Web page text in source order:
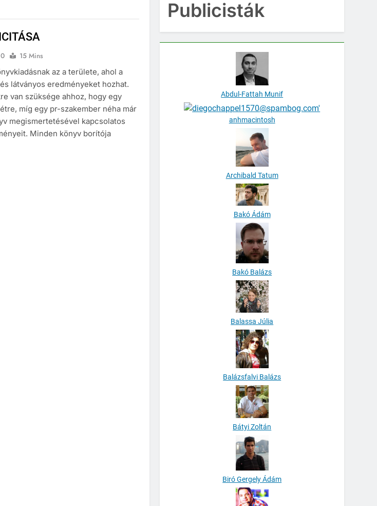
0
15 Mins
az a területe, ahol a
látványos eredményeket hozhat.
van szüksége ahhoz, hogy egy
míg egy pr-szakember néha már
megismertetésével kapcsolatos
Minden könyv borítója
Publicisták
Abdul-Fattah Munif
anhmacintosh
Archibald Tatum
Bakó Ádám
Bakó Balázs
Balassa Júlia
Balázsfalvi Balázs
Bátyi Zoltán
Biró Gergely Ádám